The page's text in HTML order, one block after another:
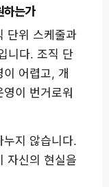
하는가
단위 스케줄과
니다. 조직 단
어렵고, 개
이 번거로워
지 않습니다.
자신의 현실을